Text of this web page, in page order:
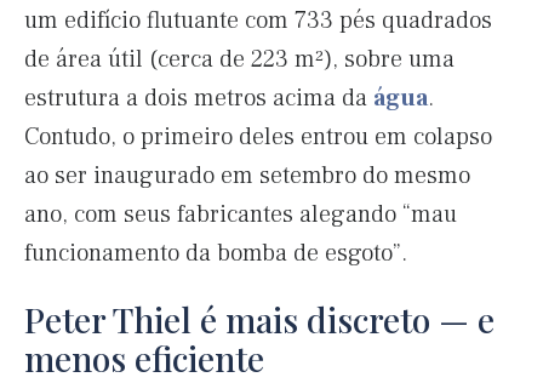
um edifício flutuante com 733 pés quadrados
de área útil (cerca de 223 m²), sobre uma
estrutura a dois metros acima da água.
Contudo, o primeiro deles entrou em colapso
ao ser inaugurado em setembro do mesmo
ano, com seus fabricantes alegando “mau
funcionamento da bomba de esgoto”.
Peter Thiel é mais discreto — e
menos eficiente